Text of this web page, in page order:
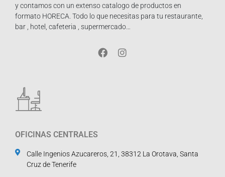
y contamos con un extenso catalogo de productos en
formato HORECA. Todo lo que necesitas para tu restaurante,
bar , hotel, cafeteria , supermercado…
OFICINAS CENTRALES
Calle Ingenios Azucareros, 21, 38312 La Orotava, Santa
Cruz de Tenerife